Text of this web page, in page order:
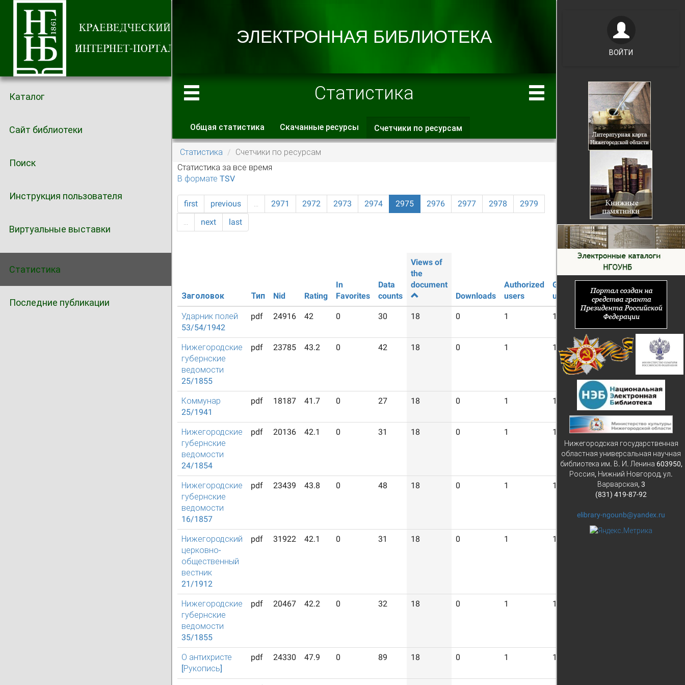
Каталог
Сайт библиотеки
Поиск
Инструкция пользователя
Виртуальные выставки
Статистика
Последние публикации
Статистика
Главные вкладки
Общая статистика Скачанные ресурсы Счетчики по ресурсам
вкладка)
Статистика
Счетчики по ресурсам
Статистика за все время
В формате TSV
first previous … 2971 2972 2973 2974 2975 2976 2977 2978
2979
…
next last
Заголовок Тип Nid Rating
In
Favorites
Data
counts
Views of
the
document
Downloads
Authorized
users
Guest
users
Ударник полей
53/54/1942
pdf 24916 42 0 30 18 0 1 18
Нижегородские
губернские
ведомости
25/1855
pdf 23785 43.2 0 42 18 0 1 18
Коммунар
25/1941
pdf 18187 41.7 0 27 18 0 1 18
Нижегородские
губернские
ведомости
24/1854
pdf 20136 42.1 0 31 18 0 1 18
Нижегородские
губернские
ведомости
16/1857
pdf 23439 43.8 0 48 18 0 1 18
Нижегородский
церковно-
общественный
вестник
21/1912
pdf 31922 42.1 0 31 18 0 1 18
Нижегородские
губернские
ведомости
35/1855
pdf 20467 42.2 0 32 18 0 1 18
О антихристе
[Рукопись]
pdf 24330 47.9 0 89 18 0 1 18
ВОЙТИ
Нижегородская государственная
областная универсальная научная
библиотека им. В. И. Ленина 603950,
Россия, Нижний Новгород, ул.
Варварская, 3
(831) 419-87-92
elibrary-ngounb@yandex.ru